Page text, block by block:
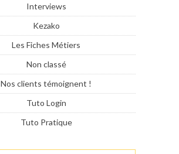
Interviews
Kezako
Les Fiches Métiers
Non classé
Nos clients témoignent !
Tuto Login
Tuto Pratique